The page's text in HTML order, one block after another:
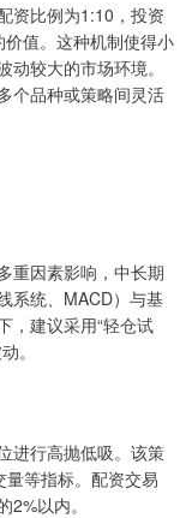
资比例为1:10，投资
值。这种机制使得小
较大的市场环境。
个品种或策略间灵活
重因素影响，中长期
系统、MACD）与基
，建议采用“轻仓试
。
进行高抛低吸。该策
等指标。配资交易
以内。